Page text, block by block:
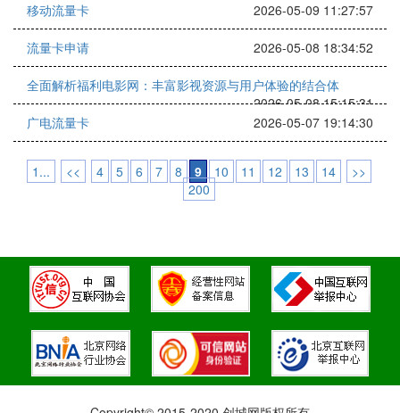
移动流量卡 2026-05-09 11:27:57
流量卡申请 2026-05-08 18:34:52
全面解析福利电影网：丰富影视资源与用户体验的结合体
2026-05-08 15:15:31
广电流量卡
2026-05-07 19:14:30
1... << 4 5 6 7 8 9 10 11 12 13 14
>>
200